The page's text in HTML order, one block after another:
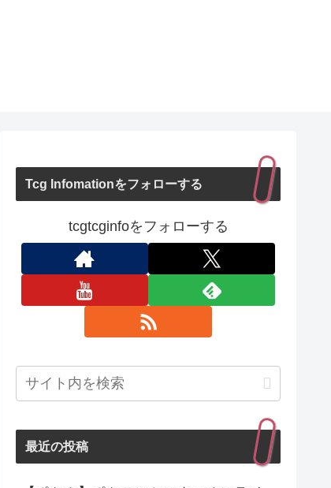
Tcg Infomationをフォローする
tcgtcginfoをフォローする
最近の投稿